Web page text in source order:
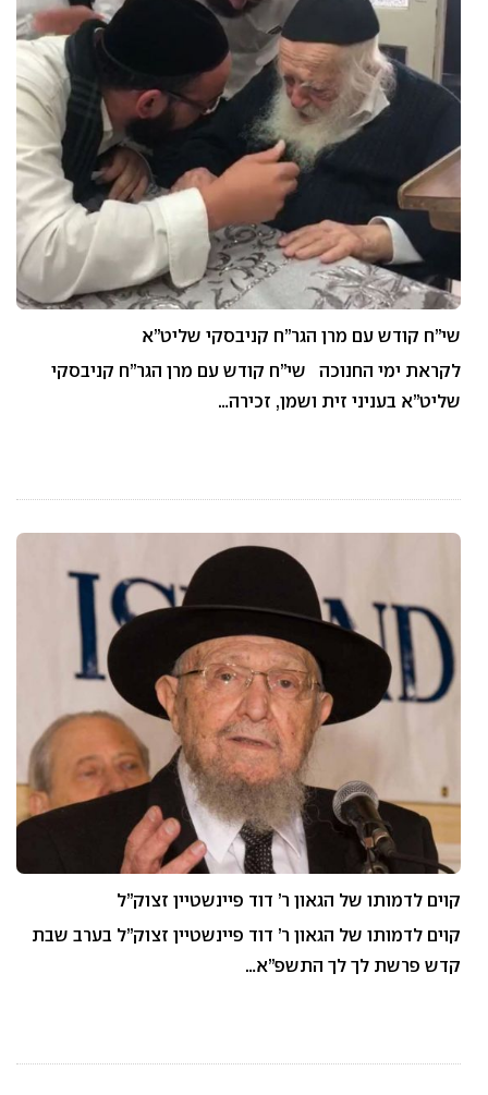
שי”ח קודש עם מרן הגר”ח קניבסקי שליט”א
לקראת ימי החנוכה שי”ח קודש עם מרן הגר”ח קניבסקי
שליט”א בעניני זית ושמן, זכירה…
קוים לדמותו של הגאון ר’ דוד פיינשטיין זצוק”ל
קוים לדמותו של הגאון ר’ דוד פיינשטיין זצוק”ל בערב שבת
קדש פרשת לך לך התשפ”א…